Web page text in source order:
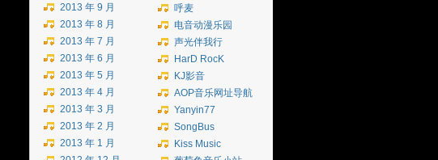
呼麦
电音动漫乐园
声光伴我行
HarD RocK
KJ影音
AOP音乐网址导航
Yanyin77
SongBus
Kiss Music
2013 年 9 月
2013 年 8 月
2013 年 7 月
2013 年 6 月
2013 年 5 月
2013 年 4 月
2013 年 3 月
2013 年 2 月
2013 年 1 月